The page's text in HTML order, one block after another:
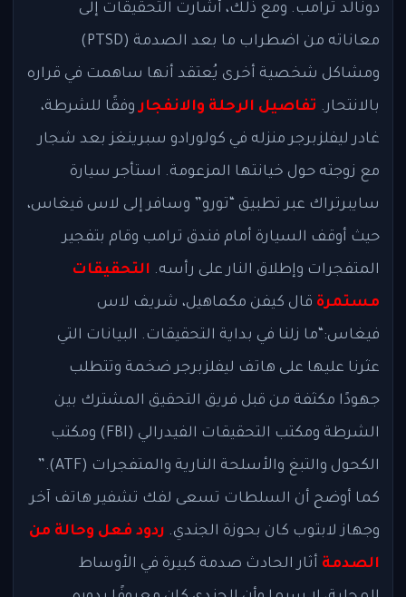
دونالد ترامب. ومع ذلك، أشارت التحقيقات إلى
معاناته من اضطراب ما بعد الصدمة (PTSD)
ومشاكل شخصية أخرى يُعتقد أنها ساهمت في قراره
بالانتحار. تفاصيل الرحلة والانفجاروفقًا للشرطة،
غادر ليفلزبرجر منزله في كولورادو سبرينغز بعد شجار
مع زوجته حول خيانتها المزعومة. استأجر سيارة
سايبرتراك عبر تطبيق “تورو” وسافر إلى لاس فيغاس،
حيث أوقف السيارة أمام فندق ترامب وقام بتفجير
المتفجرات وإطلاق النار على رأسه. التحقيقات
مستمرة قال كيفن مكماهيل، شريف لاس
فيغاس:“ما زلنا في بداية التحقيقات. البيانات التي
عثرنا عليها على هاتف ليفلزبرجر ضخمة وتتطلب
جهودًا مكثفة من قبل فريق التحقيق المشترك بين
الشرطة ومكتب التحقيقات الفيدرالي (FBI) ومكتب
الكحول والتبغ والأسلحة النارية والمتفجرات (ATF).”
كما أوضح أن السلطات تسعى لفك تشفير هاتف آخر
وجهاز لابتوب كان بحوزة الجندي. ردود فعل وحالة من
الصدمة أثار الحادث صدمة كبيرة في الأوساط